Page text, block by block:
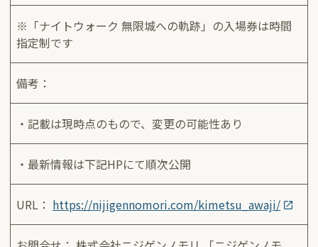
※「ナイトウォーク 無限城への軌跡」の入場券は時間
指定制です
備考：
・記載は現時点のもので、変更の可能性あり
・最新情報は下記HPにて順次公開
URL： https://nijigennomori.com/kimetsu_awaji/